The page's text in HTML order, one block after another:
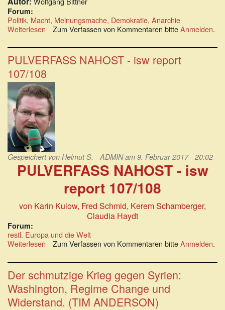
Forum:
Politik, Macht, Meinungsmache, Demokratie, Anarchie
Weiterlesen über
Die
Eroberung
Europas
durch
die
USA.
(WOLFGANG
BITTNER)
Zum Verfassen von Kommentaren bitteAnmelden.
PULVERFASS NAHOST - isw report
107/108
Gespeichert von Helmut S. - ADMINam 9. Februar 2017 - 20:02
PULVERFASS NAHOST - isw
report 107/108
von Karin Kulow, Fred Schmid, Kerem Schamberger,
Claudia Haydt
Forum:
restl. Europa und die Welt
Weiterlesen über
NAHOST
isw
report
107/108
Zum Verfassen von Kommentaren bitteAnmelden.
Der schmutzige Krieg gegen Syrien:
Washington, Regime Change und
Widerstand. (TIM ANDERSON)